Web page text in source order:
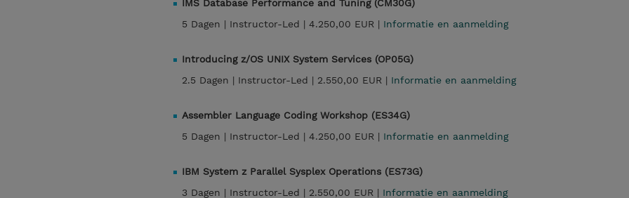
IMS Database Performance and Tuning (CM30G)
5 Dagen | Instructor-Led | 4.250,00 EUR | Informatie en aanmelding
Introducing z/OS UNIX System Services (OP05G)
2.5 Dagen | Instructor-Led | 2.550,00 EUR | Informatie en aanmelding
Assembler Language Coding Workshop (ES34G)
5 Dagen | Instructor-Led | 4.250,00 EUR | Informatie en aanmelding
IBM System z Parallel Sysplex Operations (ES73G)
3 Dagen | Instructor-Led | 2.550,00 EUR | Informatie en aanmelding